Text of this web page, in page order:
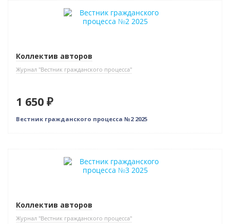
Коллектив авторов
Журнал "Вестник гражданского процесса"
1 650 ₽
Вестник гражданского процесса №2 2025
Коллектив авторов
Журнал "Вестник гражданского процесса"